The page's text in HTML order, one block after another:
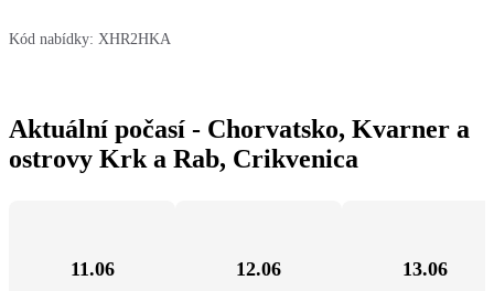
Kód nabídky: XHR2HKA
Aktuální počasí - Chorvatsko, Kvarner a
ostrovy Krk a Rab, Crikvenica
11.06 12.06 13.06